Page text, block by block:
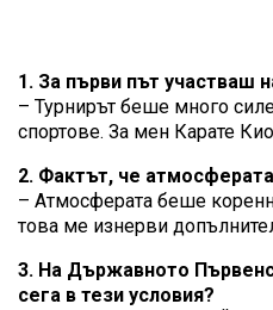
1. За първи път участваш
– Турнирът беше много
спортове. За мен Карате
2. Фактът, че
– Атмосферата беше
това ме изнерви
3. На Държавното
сега в тези условия?